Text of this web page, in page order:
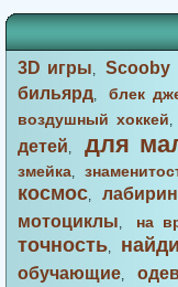
3D игры,Scooby
бильярд,блек
воздушный хоккей,
детей, для
змейка,
космос,
мотоциклы, на
точность,
обучающие,